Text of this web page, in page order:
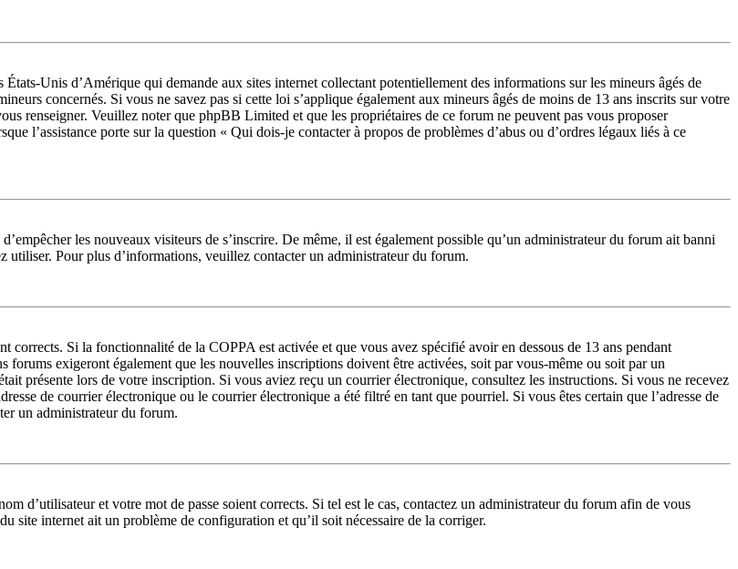
Unis d’Amérique qui demande aux sites internet collectant potentiellement des informations sur les mineurs âgés de
concernés. Si vous ne savez pas si cette loi s’applique également aux mineurs âgés de moins de 13 ans inscrits sur votre
renseigner. Veuillez noter que phpBB Limited et que les propriétaires de ce forum ne peuvent pas vous proposer
l’assistance porte sur la question « Qui dois-je contacter à propos de problèmes d’abus ou d’ordres légaux liés à ce
les nouveaux visiteurs de s’inscrire. De même, il est également possible qu’un administrateur du forum ait banni
utiliser. Pour plus d’informations, veuillez contacter un administrateur du forum.
Si la fonctionnalité de la COPPA est activée et que vous avez spécifié avoir en dessous de 13 ans pendant
exigeront également que les nouvelles inscriptions doivent être activées, soit par vous-même ou soit par un
présente lors de votre inscription. Si vous aviez reçu un courrier électronique, consultez les instructions. Si vous ne recevez
de courrier électronique ou le courrier électronique a été filtré en tant que pourriel. Si vous êtes certain que l’adresse de
un administrateur du forum.
d’utilisateur et votre mot de passe soient corrects. Si tel est le cas, contactez un administrateur du forum afin de vous
site internet ait un problème de configuration et qu’il soit nécessaire de la corriger.